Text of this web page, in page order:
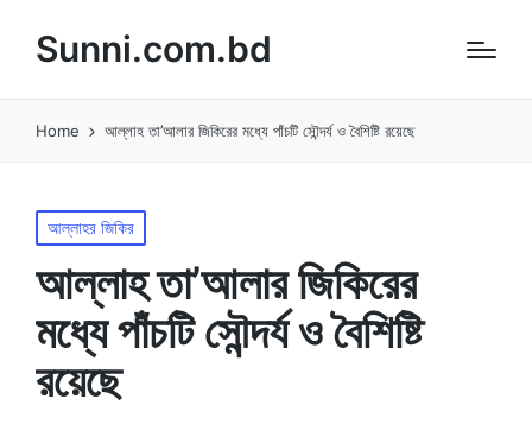
Sunni.com.bd
Home আল্লাহ তা’আলার জিকিরের মধ্যে পাঁচটি সৌন্দর্য ও বৈশিষ্টি রয়েছে
Posted
in
আল্লাহর জিকির
আল্লাহ তা’আলার জিকিরের
মধ্যে পাঁচটি সৌন্দর্য ও বৈশিষ্টি
রয়েছে